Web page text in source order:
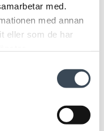
med.
med annan
eller som de har
(Max 500mA)
DC
51 mA Normal drift 41
485 (lokalbuss), CAN
I2C (BT-xx)